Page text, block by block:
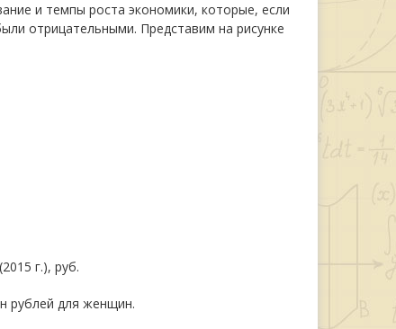
и темпы роста экономики, которые, если
отрицательными. Представим на рисунке
г.), руб.
рублей для женщин.